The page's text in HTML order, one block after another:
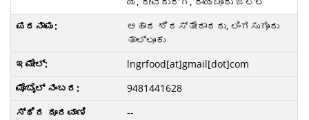
ಆಹಾರ ಶಿರಸ್ತೇದಾರರು, ಲಿಂಗಸುಗೂರು
ತಾಲ್ಲೂಕು
lngrfood[at]gmail[dot]com
9481441628
--